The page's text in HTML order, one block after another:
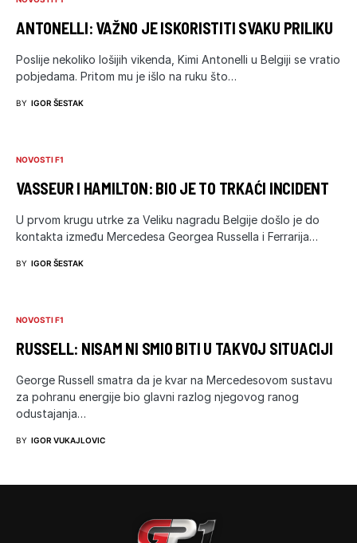
ANTONELLI: VAŽNO JE ISKORISTITI SVAKU PRILIKU
Poslije nekoliko lošijih vikenda, Kimi Antonelli u Belgiji se vratio
pobjedama. Pritom mu je išlo na ruku što…
BY IGOR ŠESTAK
NOVOSTI F1
VASSEUR I HAMILTON: BIO JE TO TRKAĆI INCIDENT
U prvom krugu utrke za Veliku nagradu Belgije došlo je do
kontakta između Mercedesa Georgea Russella i Ferrarija…
BY IGOR ŠESTAK
NOVOSTI F1
RUSSELL: NISAM NI SMIO BITI U TAKVOJ SITUACIJI
George Russell smatra da je kvar na Mercedesovom sustavu
za pohranu energije bio glavni razlog njegovog ranog
odustajanja…
BY IGOR VUKAJLOVIC